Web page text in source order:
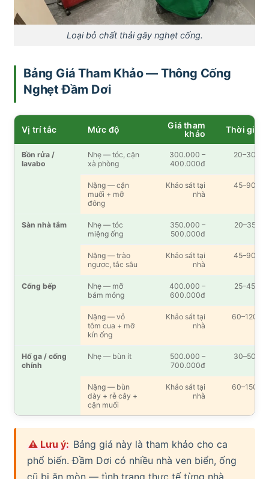
Loại bỏ chất thải gây nghẹt cống.
Bảng Giá Tham Khảo — Thông Cống
Nghẹt Đầm Dơi
Vị trí tắc Mức độ
Giá tham
khảo
Thời gian
Bồn rửa /
lavabo
Nhẹ — tóc, cặn
xà phòng
300.000 –
400.000đ
20–30′
Nặng — cặn
muối + mỡ
đông
Khảo sát tại
nhà
45–90′
Sàn nhà tắm
Nhẹ — tóc
miệng ống
350.000 –
500.000đ
20–35′
Nặng — trào
ngược, tắc sâu
Khảo sát tại
nhà
45–90′
Cống bếp
Nhẹ — mỡ
bám mỏng
400.000 –
600.000đ
25–45′
Nặng — vỏ
tôm cua + mỡ
kín ống
Khảo sát tại
nhà
60–120′
Hố ga / cống
chính
Nhẹ — bùn ít
500.000 –
700.000đ
30–50′
Nặng — bùn
dày + rễ cây +
cặn muối
Khảo sát tại
nhà
60–150′
⚠ Lưu ý: Bảng giá này là tham khảo cho ca
phổ biến. Đầm Dơi có nhiều nhà ven biển, ống
cũ bị ăn mòn — tình trạng thực tế từng nhà